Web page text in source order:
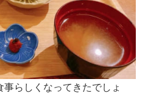
らしくなってきたでしょ